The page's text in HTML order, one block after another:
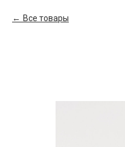
Все товары